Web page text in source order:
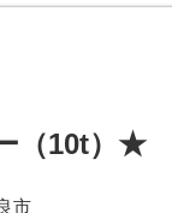
（10t）★
市